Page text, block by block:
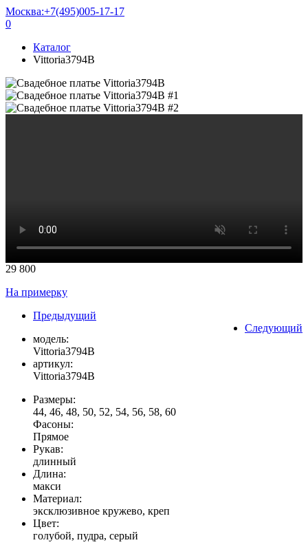
Москва:+7(495)005-17-17
0
Каталог
Vittoria3794B
29 800
На примерку
Предыдущий
Следующий
модель:
Vittoria3794B
артикул:
Vittoria3794B
Размеры:
44, 46, 48, 50, 52, 54, 56, 58, 60
Фасоны:
Прямое
Рукав:
длинный
Длина:
макси
Материал:
эксклюзивное кружево, креп
Цвет:
голубой, пудра, серый